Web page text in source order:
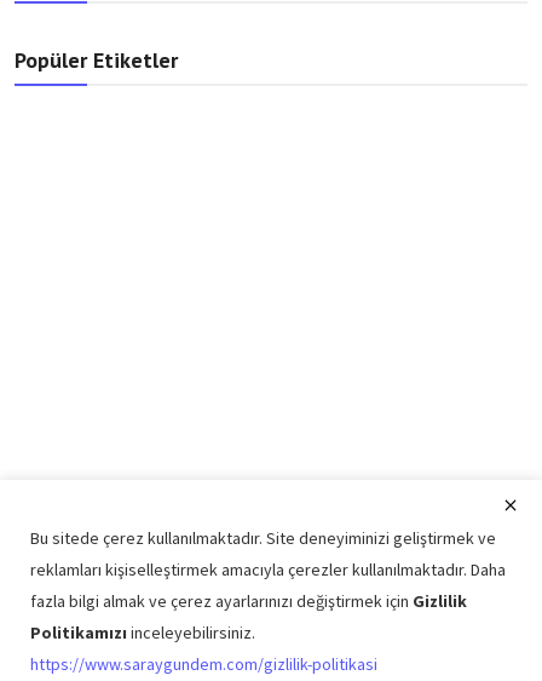
Popüler Etiketler
Copyright © 2026 Saray Gündem Tüm Hakları Saklıdır.
Bu sitede çerez kullanılmaktadır. Site deneyiminizi geliştirmek ve
reklamları kişiselleştirmek amacıyla çerezler kullanılmaktadır. Daha
fazla bilgi almak ve çerez ayarlarınızı değiştirmek için Gizlilik
Politikamızı inceleyebilirsiniz.
https://www.saraygundem.com/gizlilik-politikasi